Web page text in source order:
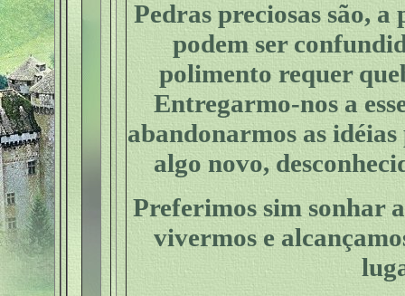
Pedras preciosas são,
podem ser
polimento requer
Entregarmo-nos a
abandonarmos as
algo novo,
Preferimos sim sonhar
vivermos e